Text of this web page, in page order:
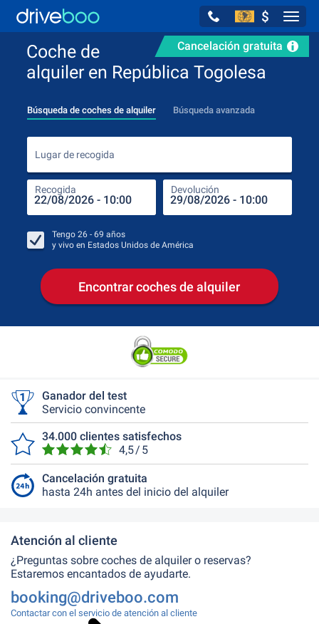
$
Cancelación gratuita
Coche de
alquiler en República Togolesa
Búsqueda de coches de alquiler Búsqueda avanzada
Lugar de recogida
Recogida Devolución
Tengo 26 - 69 años
y vivo en Estados Unidos de América
Encontrar coches de alquiler
Ganador del test
Servicio convincente
34.000 clientes satisfechos
4,5 / 5
Cancelación gratuita
hasta 24h antes del inicio del alquiler
Atención al cliente
¿Preguntas sobre coches de alquiler o reservas?
Estaremos encantados de ayudarte.
booking@driveboo.com
Contactar con el servicio de atención al cliente